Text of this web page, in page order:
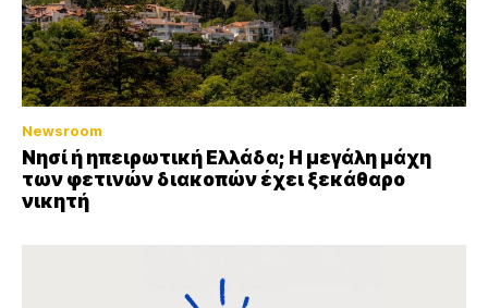
Newsroom
Νησί ή ηπειρωτική Ελλάδα; Η μεγάλη μάχη
των φετινών διακοπών έχει ξεκάθαρο
νικητή